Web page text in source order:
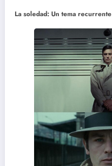
La soledad: Un tema recurrente